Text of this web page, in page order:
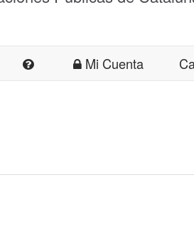
Mi Cuenta